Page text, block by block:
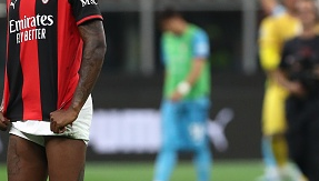
таблиці